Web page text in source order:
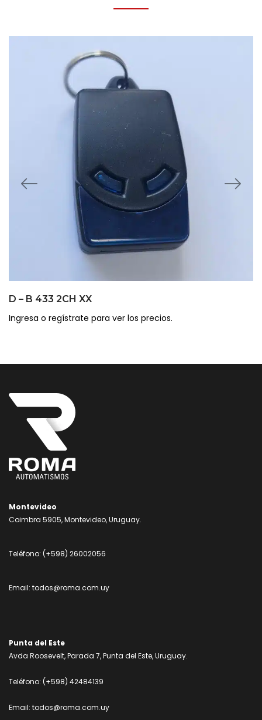
D – B 433 2CH XX
Ingresa o regístrate para ver los precios.
Montevideo
Coimbra 5905, Montevideo, Uruguay.
Teléfono: (+598) 26002056
Email: todos@roma.com.uy
Punta del Este
Avda Roosevelt, Parada 7, Punta del Este, Uruguay.
Teléfono: (+598) 42484139
Email: todos@roma.com.uy